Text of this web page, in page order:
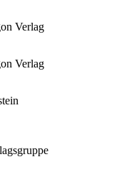
Verlag
Verlag